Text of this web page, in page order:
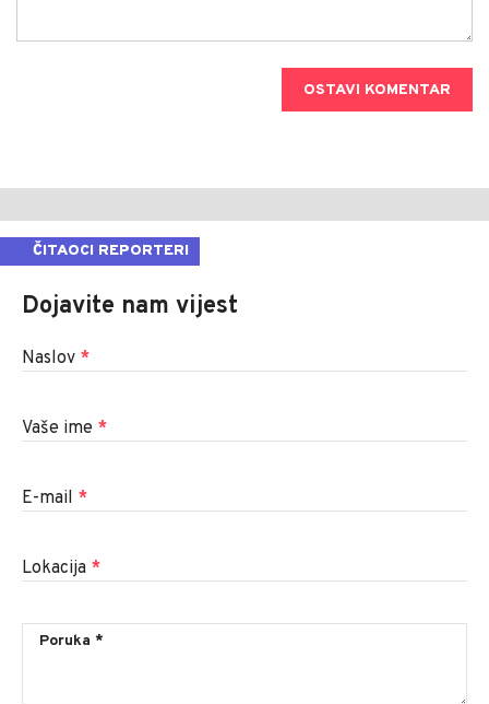
OSTAVI KOMENTAR
ČITAOCI REPORTERI
Dojavite nam vijest
Naslov *
Vaše ime *
E-mail *
Lokacija *